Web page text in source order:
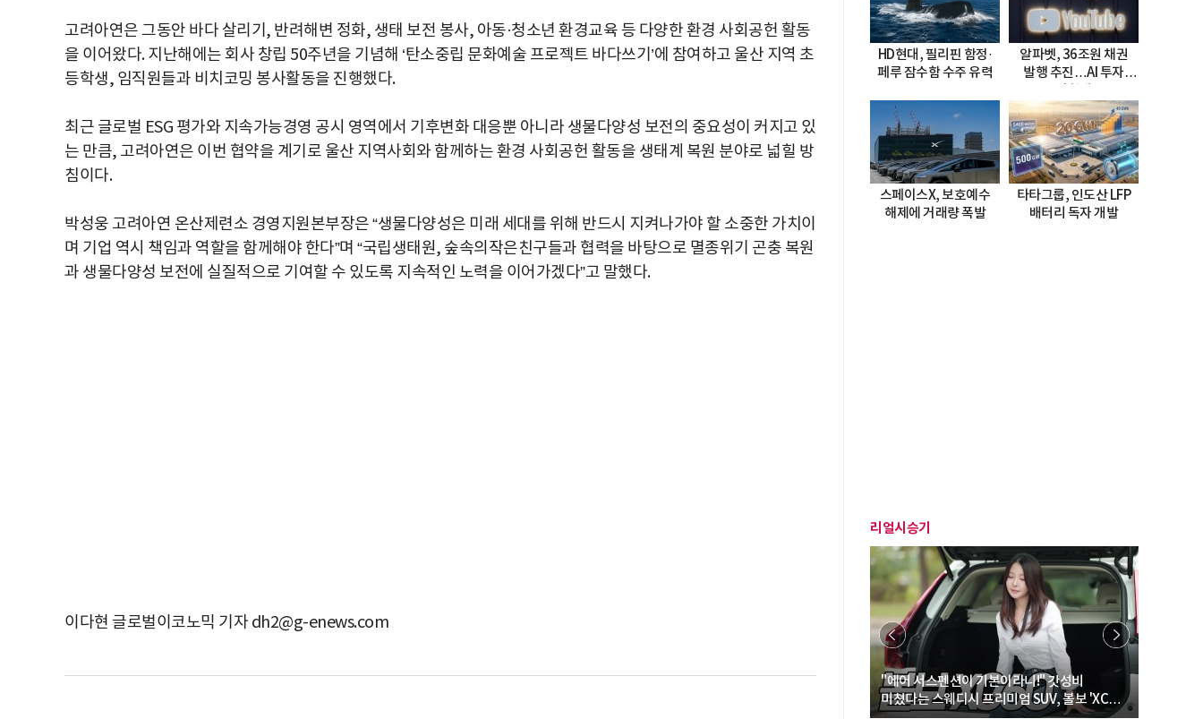
고려아연은 그동안 바다 살리기, 반려해변 정화, 생태 보전 봉사, 아동·청소년 환경교육 등 다양한 환경 사회공헌 활동
을 이어왔다. 지난해에는 회사 창립 50주년을 기념해 ‘탄소중립 문화예술 프로젝트 바다쓰기’에 참여하고 울산 지역 초
등학생, 임직원들과 비치코밍 봉사활동을 진행했다.
최근 글로벌 ESG 평가와 지속가능경영 공시 영역에서 기후변화 대응뿐 아니라 생물다양성 보전의 중요성이 커지고 있
는 만큼, 고려아연은 이번 협약을 계기로 울산 지역사회와 함께하는 환경 사회공헌 활동을 생태계 복원 분야로 넓힐 방
침이다.
박성웅 고려아연 온산제련소 경영지원본부장은 “생물다양성은 미래 세대를 위해 반드시 지켜나가야 할 소중한 가치이
며 기업 역시 책임과 역할을 함께해야 한다”며 “국립생태원, 숲속의작은친구들과 협력을 바탕으로 멸종위기 곤충 복원
과 생물다양성 보전에 실질적으로 기여할 수 있도록 지속적인 노력을 이어가겠다”고 말했다.
이다현 글로벌이코노믹 기자 dh2@g-enews.com
HD현대, 필리핀 함정·
페루 잠수함 수주 유력
알파벳, 36조원 채권
발행 추진…AI 투자
스페이스X, 보호예수
해제에 거래량 폭발
타타그룹, 인도산 LFP
배터리 독자 개발
리얼시승기
"에어 서스펜션이 기본이라니!" 갓성비
미쳤다는 스웨디시 프리미엄 SUV, 볼보 'XC60